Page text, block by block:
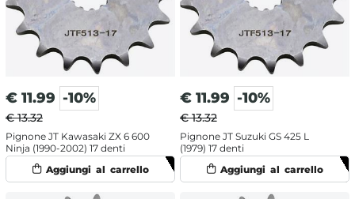
€ 11.99 -10%
€ 13.32
Pignone JT Kawasaki ZX 6 600
Ninja (1990-2002) 17 denti
€ 11.99 -10%
€ 13.32
Pignone JT Suzuki GS 425 L
(1979) 17 denti